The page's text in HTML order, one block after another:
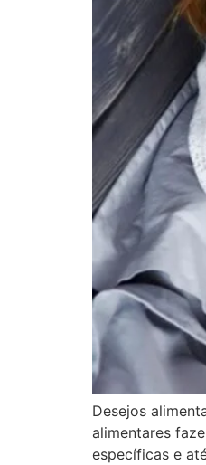
Desejos
alimentares
específicas e